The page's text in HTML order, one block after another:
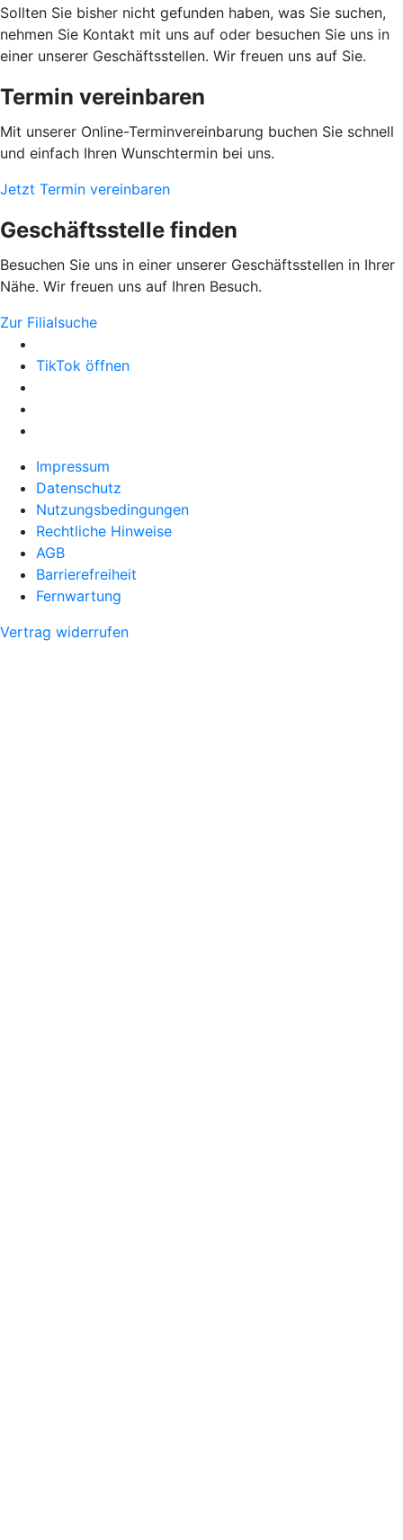
Sollten Sie bisher nicht gefunden haben, was Sie suchen,
nehmen Sie Kontakt mit uns auf oder besuchen Sie uns in
einer unserer Geschäftsstellen. Wir freuen uns auf Sie.
Termin vereinbaren
Mit unserer Online-Terminvereinbarung buchen Sie schnell
und einfach Ihren Wunschtermin bei uns.
Jetzt Termin vereinbaren
Geschäftsstelle finden
Besuchen Sie uns in einer unserer Geschäftsstellen in Ihrer
Nähe. Wir freuen uns auf Ihren Besuch.
Zur Filialsuche
TikTok öffnen
Impressum
Datenschutz
Nutzungsbedingungen
Rechtliche Hinweise
AGB
Barrierefreiheit
Fernwartung
Vertrag widerrufen